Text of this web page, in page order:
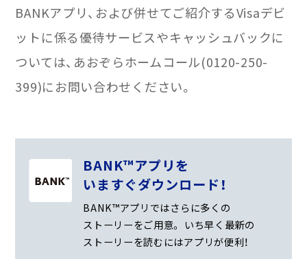
BANKアプリ、および併せてご紹介するVisaデビ
ットに係る優待サービスやキャッシュバックに
ついては、あおぞらホームコール(0120-250-
399)にお問い合わせください。
BANK™アプリを
いますぐダウンロード！
BANK™アプリではさらに多くの
ストーリーをご用意。 いち早く最新の
ストーリーを読むにはアプリが便利！